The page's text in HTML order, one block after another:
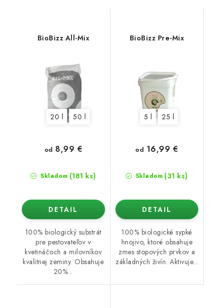
BioBizz All-Mix
20 l 50 l
Skladom (181 ks)
od 8,99 €
DETAIL
100% biologický substrát
pre pestovateľov v
kvetináčoch a milovníkov
kvalitnej zeminy. Obsahuje
20%...
BioBizz Pre-Mix
5 l 25 l
Skladom (31 ks)
od 16,99 €
DETAIL
100% biologické sypké
hnojivo, ktoré obsahuje
zmes stopových prvkov a
základných živín. Aktivuje...